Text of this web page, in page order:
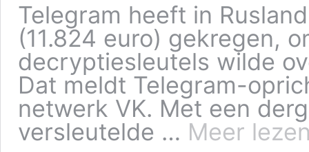
Telegram heeft in
(11.824 euro) gekregen,
decryptiesleutels wilde
Dat meldt Telegram-
netwerk VK. Met een
versleutelde … Meer